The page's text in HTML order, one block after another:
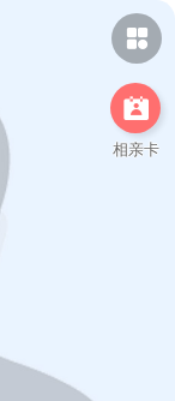


相亲卡